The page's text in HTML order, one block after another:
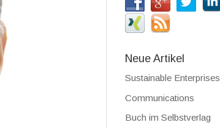
Neue Artikel
Sustainable Enterprises
Communications
Buch im Selbstverlag